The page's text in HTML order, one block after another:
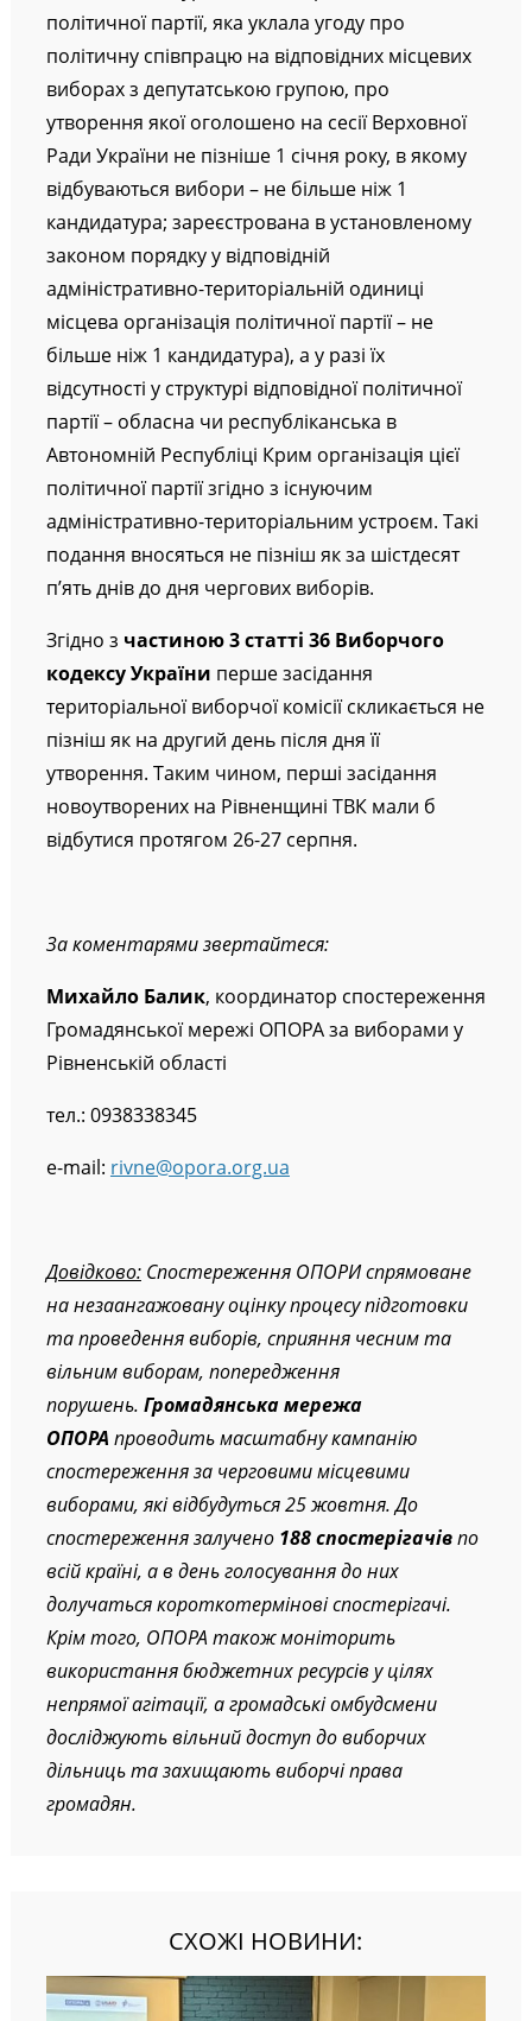
ніж 2 кандидатури; місцева організація
політичної партії, яка уклала угоду про
політичну співпрацю на відповідних місцевих
виборах з депутатською групою, про
утворення якої оголошено на сесії Верховної
Ради України не пізніше 1 січня року, в якому
відбуваються вибори – не більше ніж 1
кандидатура; зареєстрована в установленому
законом порядку у відповідній
адміністративно-територіальній одиниці
місцева організація політичної партії – не
більше ніж 1 кандидатура), а у разі їх
відсутності у структурі відповідної політичної
партії – обласна чи республіканська в
Автономній Республіці Крим організація цієї
політичної партії згідно з існуючим
адміністративно-територіальним устроєм. Такі
подання вносяться не пізніш як за шістдесят
Згідно зчастиною 3 статті 36 Виборчого
кодексу Україниперше засідання
територіальної виборчої комісії скликається не
пізніш як на другий день після дня її
утворення. Таким чином, перші засідання
новоутворених на Рівненщині ТВК мали б
Михайло Балик, координатор спостереження
Громадянської мережі ОПОРА за виборами у
Довідково:Спостереження ОПОРИ спрямоване
на незаангажовану оцінку процесу підготовки
та проведення виборів, сприяння чесним та
вільним виборам, попередження
порушень.Громадянська мережа
ОПОРАпроводить масштабну кампанію
спостереження за черговими місцевими
виборами, які відбудуться 25 жовтня. До
спостереження залучено188 спостерігачів
всій країні, а в день голосування до них
долучаться короткотермінові спостерігачі.
Крім того, ОПОРА також моніторить
використання бюджетних ресурсів у цілях
непрямої агітації, а громадські омбудсмени
досліджують вільний доступ до виборчих
дільниць та захищають виборчі права